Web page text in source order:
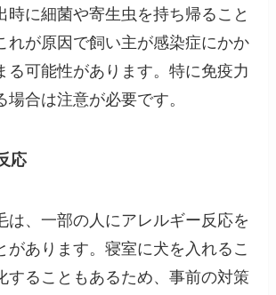
時に細菌や寄生虫を持ち帰ること
れが原因で飼い主が感染症にかか
る可能性があります。特に免疫力
場合は注意が必要です。
応
は、一部の人にアレルギー反応を
があります。寝室に犬を入れるこ
することもあるため、事前の対策